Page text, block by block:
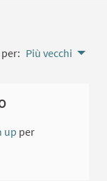
Più vecchi
up per